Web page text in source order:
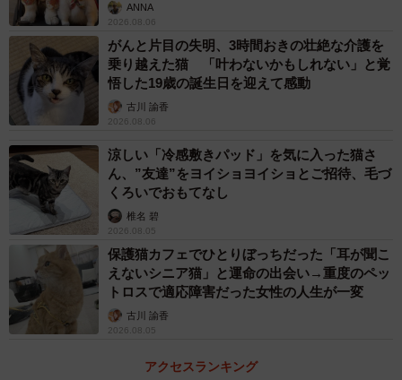
ANNA
2026.08.06
がんと片目の失明、3時間おきの壮絶な介護を
乗り越えた猫 「叶わないかもしれない」と覚
悟した19歳の誕生日を迎えて感動
古川 諭香
2026.08.06
涼しい「冷感敷きパッド」を気に入った猫さ
ん、”友達”をヨイショヨイショとご招待、毛づ
くろいでおもてなし
椎名 碧
2026.08.05
保護猫カフェでひとりぼっちだった「耳が聞こ
えないシニア猫」と運命の出会い→重度のペッ
トロスで適応障害だった女性の人生が一変
古川 諭香
2026.08.05
アクセスランキング